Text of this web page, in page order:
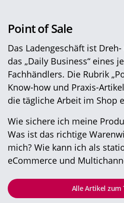
Point of Sale
Das Ladengeschäft ist
das „Daily Business“ eines
Fachhändlers. Die Rubrik
Know-how und Praxis-
die tägliche Arbeit im Shop
Wie sichere ich meine
Was ist das richtige
mich? Wie kann ich als
eCommerce und
Alle Artikel zum